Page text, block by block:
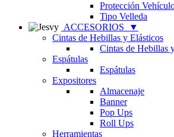
Protección
Tipo Velleda
ACCESORIOS
▼
Cintas de Hebillas y Elásticos
Cintas de Hebillas
Espátulas
Espátulas
Expositores
Almacenaje
Banner
Pop Ups
Roll Ups
Herramientas